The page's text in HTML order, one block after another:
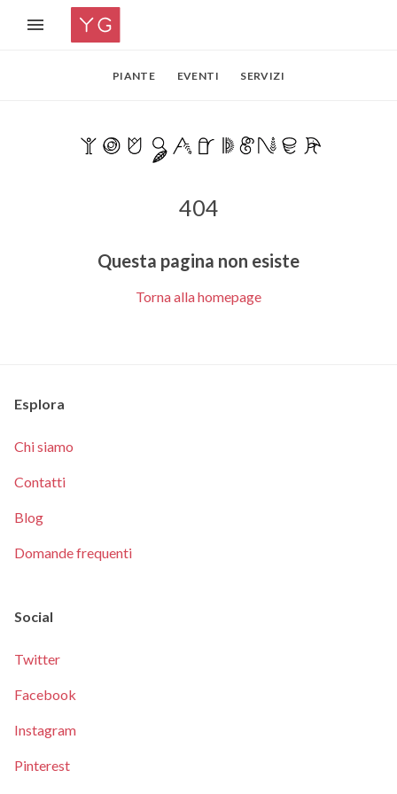
PIANTE EVENTI SERVIZI
404
Questa pagina non esiste
Torna alla homepage
Esplora
Chi siamo
Contatti
Blog
Domande frequenti
Social
Twitter
Facebook
Instagram
Pinterest